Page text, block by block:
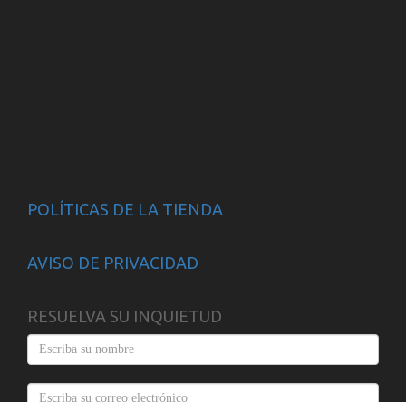
POLÍTICAS DE LA TIENDA
AVISO DE PRIVACIDAD
RESUELVA SU INQUIETUD